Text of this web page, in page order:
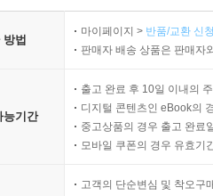
법
마이페이지 > 반품/교환 신
판매자 배송 상품은 판매자
능기간
출고 완료 후 10일 이내의
디지털 콘텐츠인 eBook의
중고상품의 경우 출고 완료
모바일 쿠폰의 경우 유효기
고객의 단순변심 및 착오구